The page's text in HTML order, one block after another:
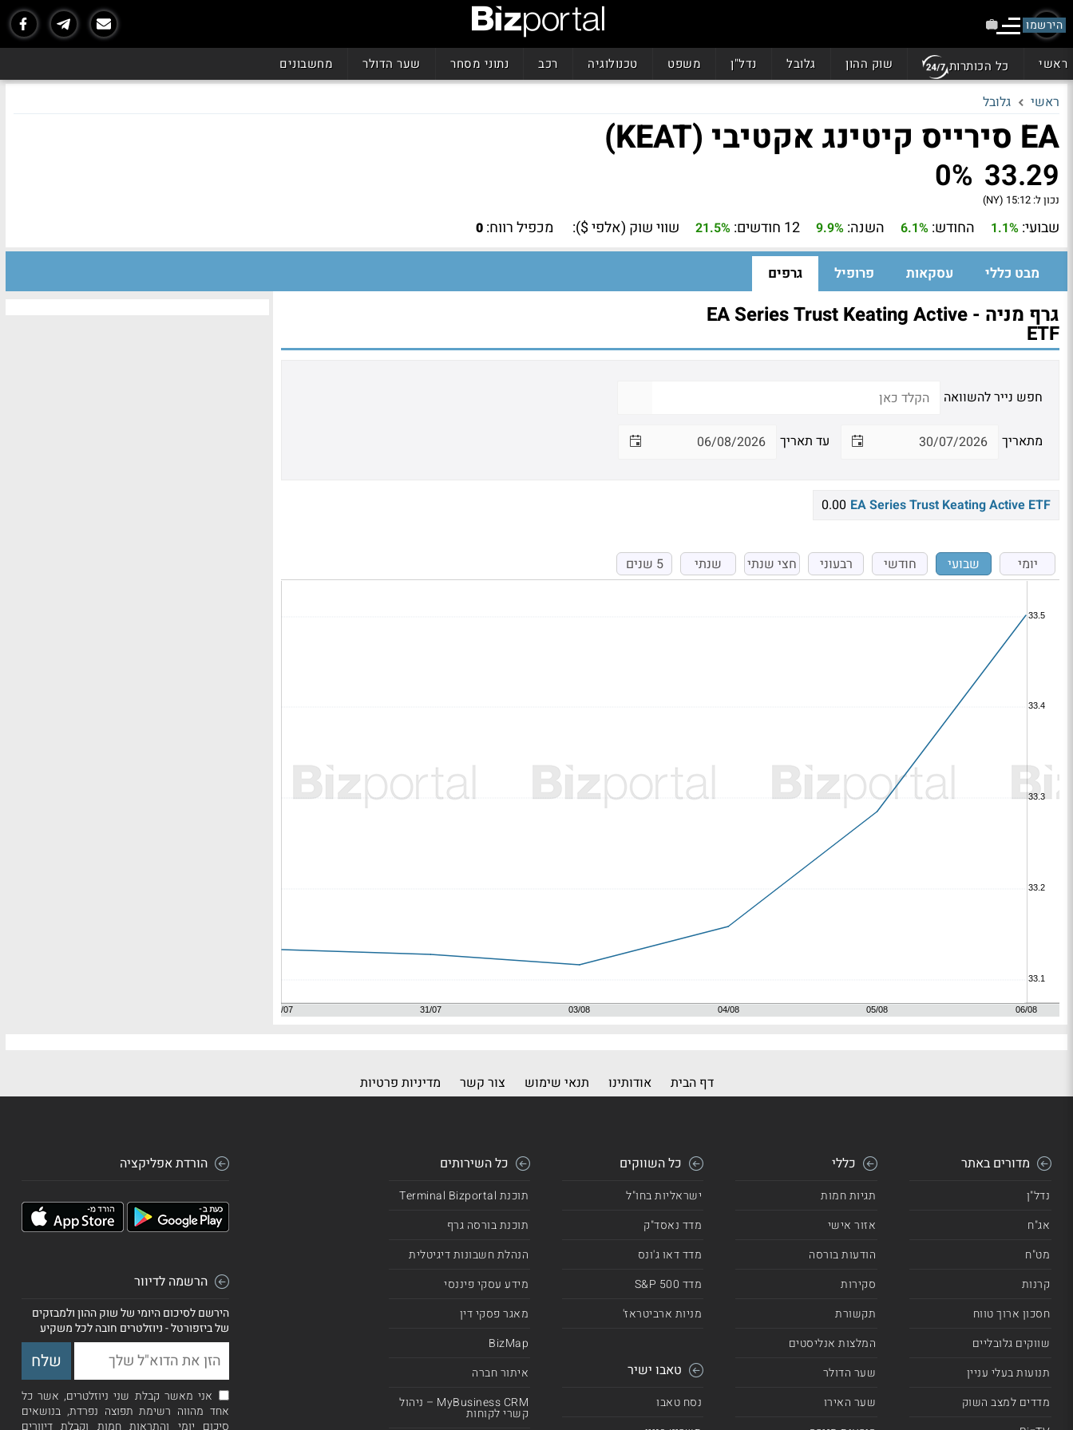
הירשמו
ראשי כל הכותרות שוק ההון גלובל נדל"ן משפט טכנולוגיה רכב נתוני מסחר שער הדולר מחשבונים
ראשי גלובל
EA סירייס קיטינג אקטיבי (KEAT)
33.29
0%
נכון ל: 15:12 (NY)
שבועי: 1.1% החודש: 6.1% השנה: 9.9% 12 חודשים: 21.5% שווי שוק (אלפי $): מכפיל רווח: 0
מבט כללי עסקאות פרופיל גרפים
גרף מניה - EA Series Trust Keating Active
ETF
חפש נייר להשוואה
מתאריך עד תאריך
EA Series Trust Keating Active ETF
0.00
יומי שבועי חודשי רבעוני חצי שנתי שנתי 5 שנים
דף הבית אודותינו תנאי שימוש צור קשר מדיניות פרטיות
מדורים באתר
נדל"ן
אג"ח
מט"ח
קרנות
חסכון ארוך טווח
שווקים גלובליים
תנועות בעלי עניין
מדדים למצב השוק
כללי
תגיות חמות
אזור אישי
הודעות בורסה
סקירות
תקשורת
המלצות אנליסטים
שער הדולר
שער האירו
כל השווקים
ישראליות בחו"ל
מדד נאסד"ק
מדד דאו ג'ונס
מדד 500 S&P
מניות ארביטראז'
טאבו ישיר
נסח טאבו
כל השירותים
תוכנת Terminal Bizportal
תוכנת בורסה גרף
הנהלת חשבונות דיגיטלית
מידע עסקי פיננסי
מאגר פסקי דין
BizMap
איתור חברה
MyBusiness CRM – ניהול
קשרי לקוחות
הורדת אפליקציה
הרשמה לדיוור
הירשם לסיכום היומי של שוק ההון ולמבזקים
של ביזפורטל - ניוזלטרים חובה לכל משקיע
אני מאשר קבלת שני ניוזלטרים, אשר כל
אחד מהווה רשימת תפוצה נפרדת, בנושאים